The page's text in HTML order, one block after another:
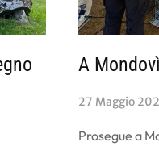
A
27 Maggio
Prosegue a